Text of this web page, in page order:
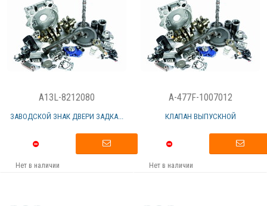
A13L-8212080
ЗАВОДСКОЙ ЗНАК ДВЕРИ ЗАДКА...
Нет в наличии
A-477F-1007012
КЛАПАН ВЫПУСКНОЙ
Нет в наличии